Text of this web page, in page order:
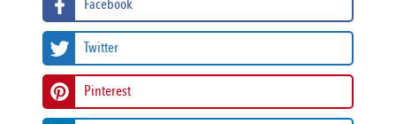
Facebook
Twitter
Pinterest